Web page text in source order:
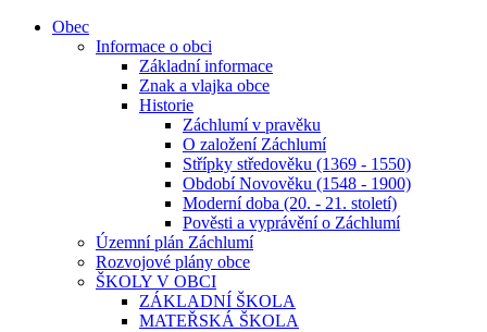
Obec
Informace o obci
Základní informace
Znak a vlajka obce
Historie
Záchlumí v pravěku
O založení Záchlumí
Střípky středověku (1369 - 1550)
Období Novověku (1548 - 1900)
Moderní doba (20. - 21. století)
Pověsti a vyprávění o Záchlumí
Územní plán Záchlumí
Rozvojové plány obce
ŠKOLY V OBCI
ZÁKLADNÍ ŠKOLA
MATEŘSKÁ ŠKOLA